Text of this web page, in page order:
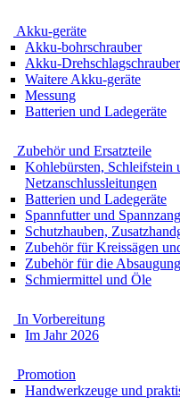
Akku-geräte
Akku-bohrschrauber
Akku-Drehschlagschrauber
Waitere Akku-geräte
Messung
Batterien und Ladegeräte
Zubehör und Ersatzteile
Kohlebürsten, Schleifstein
Netzanschlussleitungen
Batterien und Ladegeräte
Spannfutter und
Schutzhauben,
Zubehör für Kreissägen
Zubehör für die Absaugung
Schmiermittel und Öle
In Vorbereitung
Im Jahr 2026
Promotion
Handwerkzeuge und